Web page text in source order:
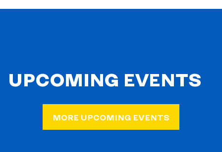
UPCOMING EVENTS
MORE UPCOMING EVENTS